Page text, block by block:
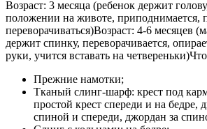
Возраст: 3 месяца (ребенок держит
положении на животе, приподнимается,
переворачиваться)Возраст: 4-6 месяцев
держит спинку, переворачивается,
руки, учится вставать на
Прежние намотки;
Тканый слинг-шарф: крест под
простой крест спереди и на бедре,
спиной и спереди, джордан за